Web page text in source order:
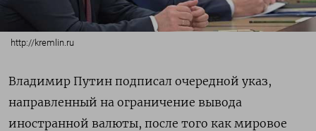
http://kremlin.ru
Владимир Путин подписал очередной указ,
направленный на ограничение вывода
иностранной валюты, после того как мировое